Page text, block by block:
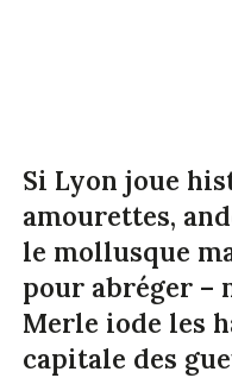
Si Lyon joue
amourettes,
le mollusque
pour abréger –
Merle iode les
capitale des